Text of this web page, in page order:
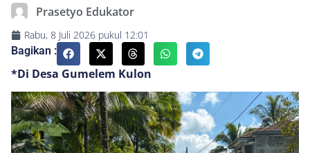
Prasetyo Edukator
Rabu, 8 Juli 2026 pukul 12:01
Bagikan :
*Di Desa Gumelem Kulon